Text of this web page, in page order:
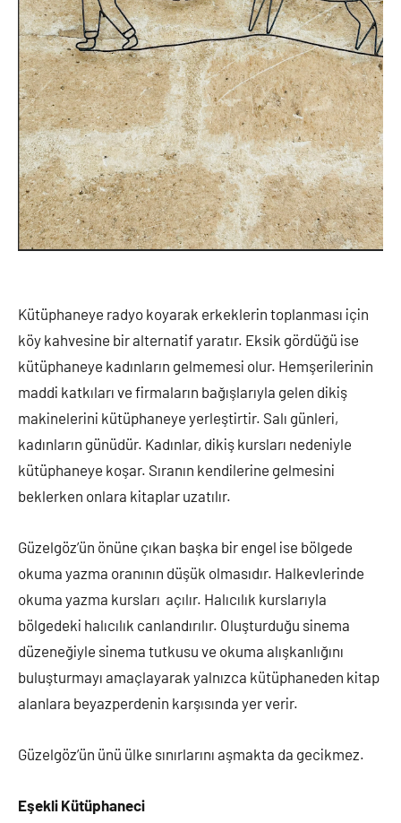
Kütüphaneye radyo koyarak erkeklerin toplanması için
köy kahvesine bir alternatif yaratır. Eksik gördüğü ise
kütüphaneye kadınların gelmemesi olur. Hemşerilerinin
maddi katkıları ve firmaların bağışlarıyla gelen dikiş
makinelerini kütüphaneye yerleştirtir. Salı günleri,
kadınların günüdür. Kadınlar, dikiş kursları nedeniyle
kütüphaneye koşar. Sıranın kendilerine gelmesini
beklerken onlara kitaplar uzatılır.
Güzelgöz’ün önüne çıkan başka bir engel ise bölgede
okuma yazma oranının düşük olmasıdır. Halkevlerinde
okuma yazma kursları açılır. Halıcılık kurslarıyla
bölgedeki halıcılık canlandırılır. Oluşturduğu sinema
düzeneğiyle sinema tutkusu ve okuma alışkanlığını
buluşturmayı amaçlayarak yalnızca kütüphaneden kitap
alanlara beyazperdenin karşısında yer verir.
Güzelgöz’ün ünü ülke sınırlarını aşmakta da gecikmez.
Eşekli Kütüphaneci